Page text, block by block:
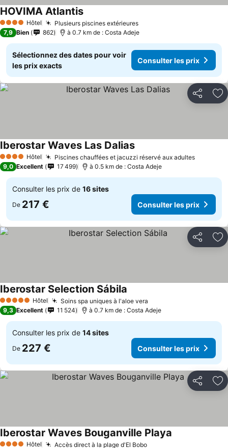
4 Étoiles Hôtel Plusieurs piscines extérieuresConsulter les prix
HOVIMA AtlantisConsulter les prix
7,9 Bien 862 à 0.7 km de : Costa Adeje
Sélectionnez des dates pour voir
les prix exacts
Consulter les prix
Partager
4 Étoiles Hôtel Piscines chauffées et jacuzzi réservé aux adultes
Iberostar Waves Las DaliasConsulter les prix
9,0 Excellent 17 499 à 0.5 km de : Costa Adeje
Consulter les prix de 16 sites
De 217 € Consulter les prix
Partager
5 Étoiles Hôtel Soins spa uniques à l'aloe vera
Iberostar Selection Sábila
9,3 Excellent 11 524 à 0.7 km de : Costa Adeje
Consulter les prix de 14 sites
De 227 € Consulter les prix
Partager
Hôtel Accès direct à la plage d'El BoboConsulter les prix
Iberostar Waves Bouganville Playa